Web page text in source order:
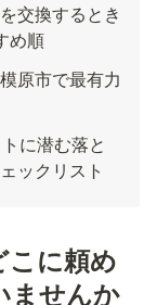
交換するとき
め順
原市で最有力
に潜む落と
ックリスト
こに頼め
ませんか